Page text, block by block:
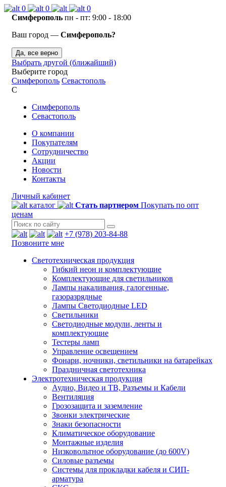
0 0
0
Симферополь пн - пт: 9:00 - 18:00
Ваш город — Симферополь?
Да, все верно
Выбрать другой (ближайший)
Выберите город
Симферополь Севастополь
С
Симферополь
Севастополь
О компании
Покупателям
Сотрудничество
Акции
Новости
Контакты
Личный кабинет
каталог
Стать партнером Покупать по опт
ценам
+7 (978) 203-84-88
Позвоните мне
Светотехническая продукция
Гибкий неон и комплектующие
Комплектующие для светильников
Лампы накаливания, галогенные,
газоразрядные
Лампы Светодиодные LED
Светильники
Светодиодные модули, ленты и
комплектующие
Тестеры ламп
Управление освещением
Фонари, ночники, светильники на батарейках
Праздничная светотехника
Электротехническая продукция
Аудио, Видео и ТВ, Разъемы и Кабели
Вентиляция
Грозозащита и заземление
Звонки электрические
Знаки безопасности
Климатическое оборудование
Монтажные изделия
Низковольтное оборудование (до 600V)
Силовые разъемы
Системы для прокладки кабеля и СИП-
арматура